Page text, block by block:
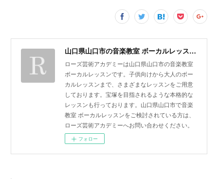
山口県山口市の音楽教室 ボーカルレッスン | ローズ芸術アカデミー
ローズ芸術アカデミーは山口県山口市の音楽教室
ボーカルレッスンです。子供向けから大人のボー
カルレッスンまで、さまざまなレッスンをご用意
しております。宝塚を目指されるような本格的な
レッスンも行っております。山口県山口市で音楽
教室 ボーカルレッスンをご検討されている方は、
ローズ芸術アカデミーへお問い合わせください。
フォロー